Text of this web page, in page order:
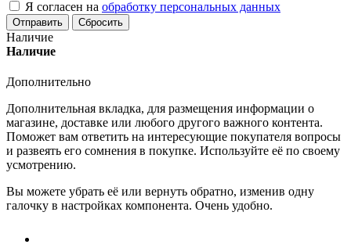
Я согласен на обработку персональных данных
Сбросить
Наличие
Наличие
Дополнительно
Дополнительная вкладка, для размещения информации о
магазине, доставке или любого другого важного контента.
Поможет вам ответить на интересующие покупателя вопросы
и развеять его сомнения в покупке. Используйте её по своему
усмотрению.
Вы можете убрать её или вернуть обратно, изменив одну
галочку в настройках компонента. Очень удобно.